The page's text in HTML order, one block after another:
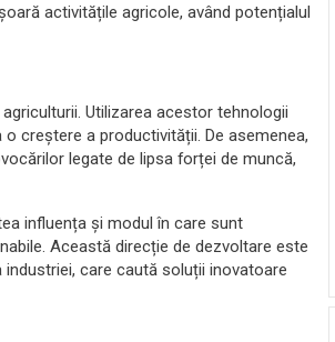
activitățile agricole, având potențialul
Utilizarea acestor tehnologii
creștere a productivității. De asemenea,
legate de lipsa forței de muncă,
influența și modul în care sunt
Această direcție de dezvoltare este
care caută soluții inovatoare